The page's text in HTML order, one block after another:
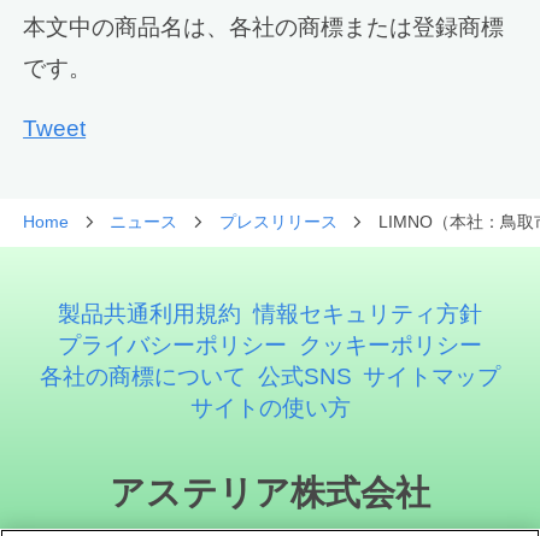
本文中の商品名は、各社の商標または登録商標
です。
Tweet
Home ニュース プレスリリース LIMNO（本社：鳥
製品共通利用規約 情報セキュリティ方針
プライバシーポリシー
クッキーポリシー
各社の商標について 公式SNS サイトマップ
サイトの使い方
アステリア株式会社